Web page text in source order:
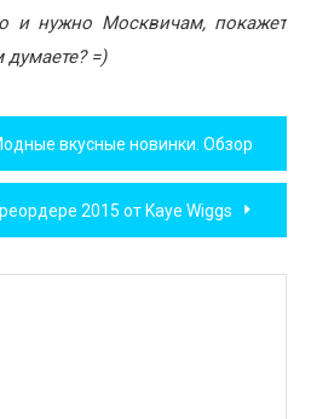
и нужно Москвичам, покажет
=)
вкусные новинки. Обзор
2015 от Kaye Wiggs